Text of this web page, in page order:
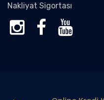
Nakliyat Sigortası